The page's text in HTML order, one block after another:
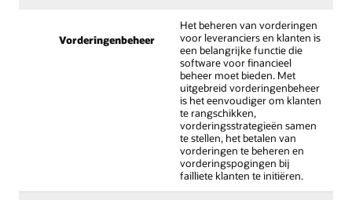
Vorderingenbeheer
Het beheren van vorderingen
voor leveranciers en klanten is
een belangrijke functie die
software voor financieel
beheer moet bieden. Met
uitgebreid vorderingenbeheer
is het eenvoudiger om klanten
te rangschikken,
vorderingsstrategieën samen
te stellen, het betalen van
vorderingen te beheren en
vorderingspogingen bij
failliete klanten te initiëren.